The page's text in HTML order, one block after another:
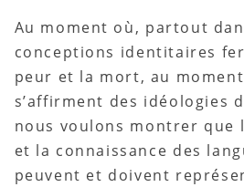
Au moment où, partout
conceptions identitaires
peur et la mort, au
s’affirment des idéologies
nous voulons montrer que
et la connaissance des
peuvent et doivent